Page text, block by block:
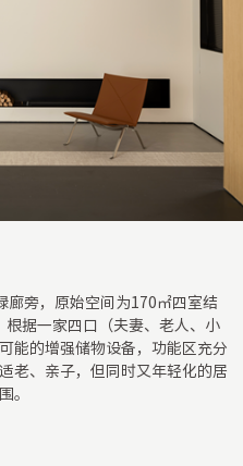
廊旁，原始空间为170㎡四室结
据一家四口（夫妻、老人、小
能的增强储物设备，功能区充分
老、亲子，但同时又年轻化的居
。